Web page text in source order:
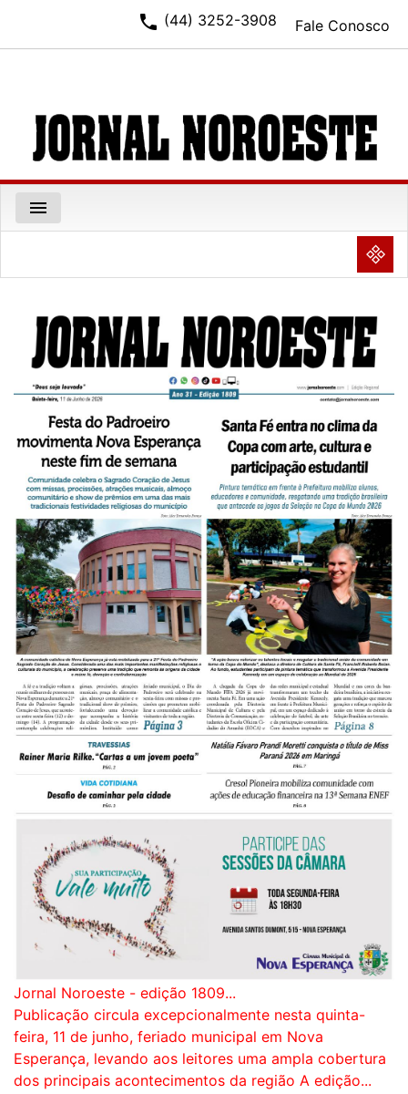
Fale Conosco
phone (44) 3252-3908
menu
NULL
Jornal Noroeste - edição 1809...
Publicação circula excepcionalmente nesta quinta-
feira, 11 de junho, feriado municipal em Nova
Esperança, levando aos leitores uma ampla cobertura
dos principais acontecimentos da região A edição...